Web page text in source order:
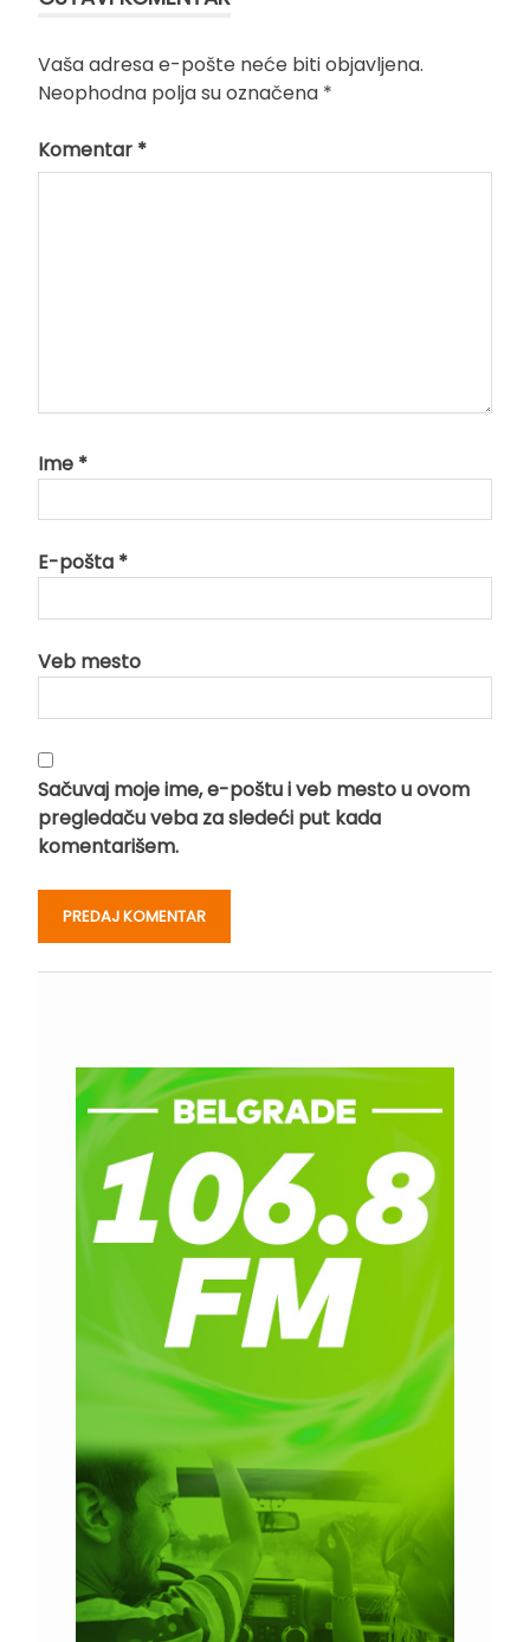
Vaša adresa e-pošte neće biti objavljena.
Neophodna polja su označena *
Komentar *
Ime *
E-pošta *
Veb mesto
Sačuvaj moje ime, e-poštu i veb mesto u ovom
pregledaču veba za sledeći put kada
komentarišem.